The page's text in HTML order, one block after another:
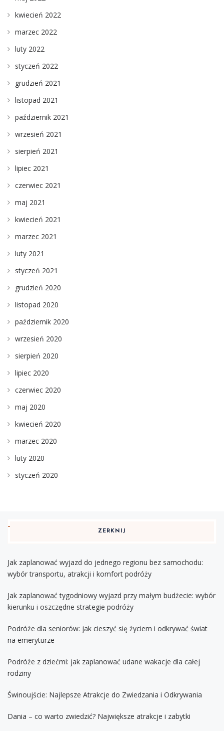
kwiecień 2022
marzec 2022
luty 2022
styczeń 2022
grudzień 2021
listopad 2021
październik 2021
wrzesień 2021
sierpień 2021
lipiec 2021
czerwiec 2021
maj 2021
kwiecień 2021
marzec 2021
luty 2021
styczeń 2021
grudzień 2020
listopad 2020
październik 2020
wrzesień 2020
sierpień 2020
lipiec 2020
czerwiec 2020
maj 2020
kwiecień 2020
marzec 2020
luty 2020
styczeń 2020
ZERKNIJ
Jak zaplanować wyjazd do jednego regionu bez samochodu:
wybór transportu, atrakcji i komfort podróży
Jak zaplanować tygodniowy wyjazd przy małym budżecie: wybór
kierunku i oszczędne strategie podróży
Podróże dla seniorów: jak cieszyć się życiem i odkrywać świat
na emeryturze
Podróże z dziećmi: jak zaplanować udane wakacje dla całej
rodziny
Świnoujście: Najlepsze Atrakcje do Zwiedzania i Odkrywania
Dania – co warto zwiedzić? Największe atrakcje i zabytki